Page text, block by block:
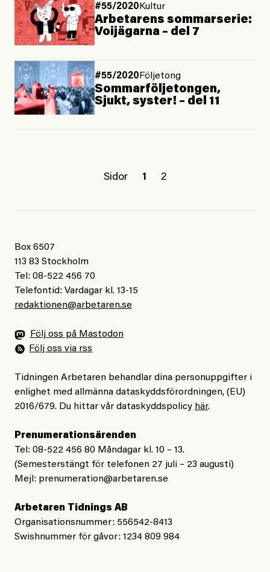
#55/2020 Kultur
Arbetarens sommarserie:
Voijägarna – del 7
#55/2020 Följetong
Sommarföljetongen,
Sjukt, syster! – del 11
Sidor 1 2
Box 6507
113 83 Stockholm
Tel: 08-522 456 70
Telefontid: Vardagar kl. 13-15
redaktionen@arbetaren.se
Följ oss på Mastodon
Följ oss via rss
Tidningen Arbetaren behandlar dina personuppgifter i
enlighet med allmänna dataskyddsförordningen, (EU)
2016/679. Du hittar vår dataskyddspolicy här.
Prenumerationsärenden
Tel: 08-522 456 80 Måndagar kl. 10 – 13.
(Semesterstängt för telefonen 27 juli – 23 augusti)
Mejl: prenumeration@arbetaren.se
Arbetaren Tidnings AB
Organisationsnummer: 556542-8413
Swishnummer för gåvor: 1234 809 984